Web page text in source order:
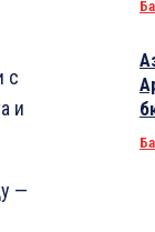
с
и
—